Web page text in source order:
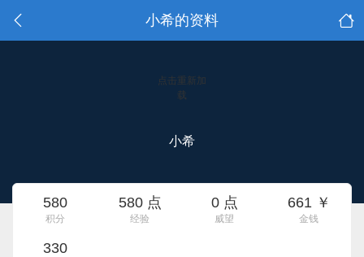
小希的资料
点击重新加
载
小希
580
积分
580 点
经验
0 点
威望
661 ￥
金钱
330